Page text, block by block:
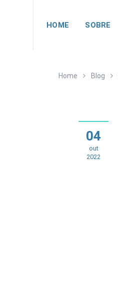
HOME SOBRE
Home Blog
04
out
2022